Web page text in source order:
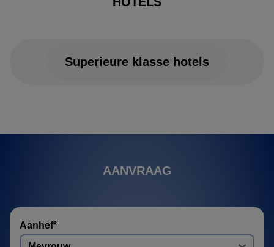
Superieure klasse hotels
AANVRAAG
Aanhef*